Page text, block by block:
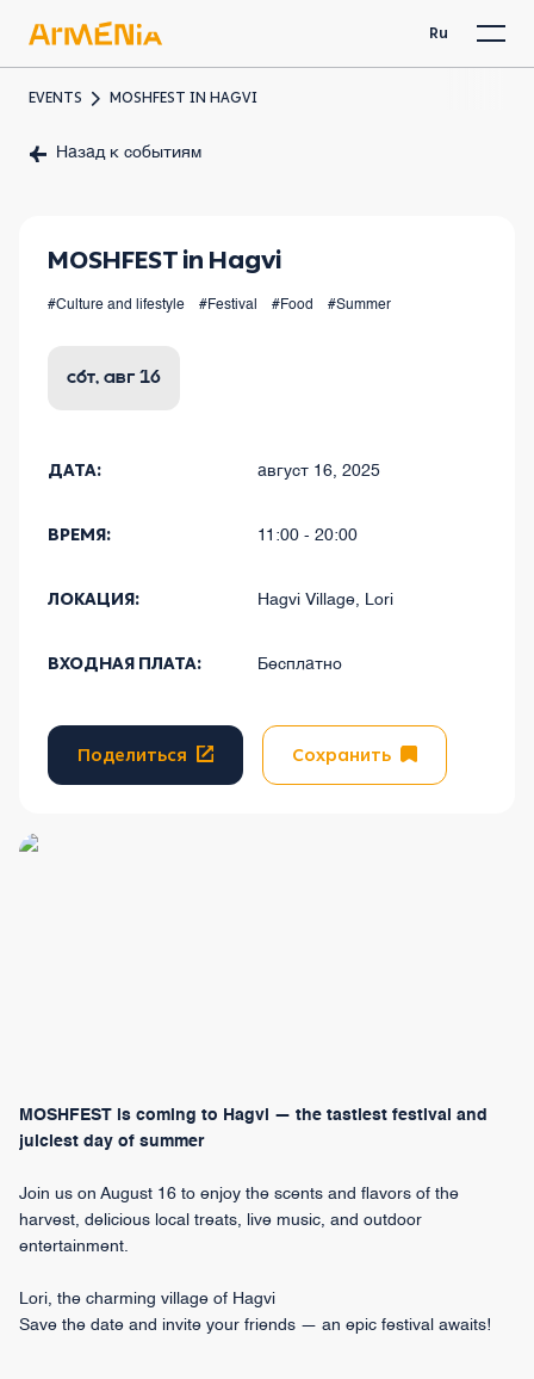
Ru
EVENTS MOSHFEST IN HAGVI
Назад к событиям
MOSHFEST in Hagvi
#Culture and lifestyle #Festival #Food #Summer
сбт, авг 16
ДАТА: август 16, 2025
ВРЕМЯ: 11:00 - 20:00
ЛОКАЦИЯ: Hagvi Village, Lori
ВХОДНАЯ ПЛАТА: Бесплатно
Поделиться Сохранить
MOSHFEST is coming to Hagvi — the tastiest festival and
juiciest day of summer
Join us on August 16 to enjoy the scents and flavors of the
harvest, delicious local treats, live music, and outdoor
entertainment.
Lori, the charming village of Hagvi
Save the date and invite your friends — an epic festival awaits!